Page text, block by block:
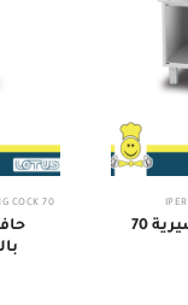
70
COCK